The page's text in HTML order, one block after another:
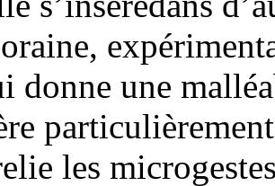
donne une
les